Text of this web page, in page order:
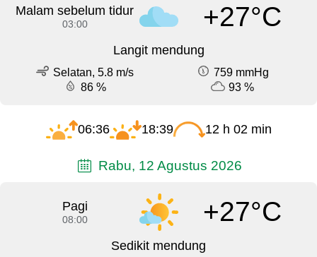
Malam sebelum tidur
03:00 +27°C
Langit mendung
Selatan, 5.8 m/s
759 mmHg
86 %
93 %
06:36 18:39 12 h 02 min
Rabu, 12 Agustus 2026
Pagi
08:00 +27°C
Sedikit mendung